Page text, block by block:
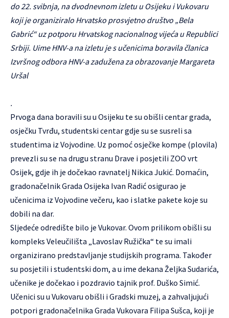
do 22. svibnja, na dvodnevnom izletu u Osijeku i Vukovaru
koji je organiziralo Hrvatsko prosvjetno društvo „Bela
Gabrić“ uz potporu Hrvatskog nacionalnog vijeća u Republici
Srbiji. Uime HNV-a na izletu je s učenicima boravila članica
Izvršnog odbora HNV-a zadužena za obrazovanje Margareta
Uršal
.
Prvoga dana boravili su u Osijeku te su obišli centar grada,
osječku Tvrđu, studentski centar gdje su se susreli sa
studentima iz Vojvodine. Uz pomoć osječke kompe (plovila)
prevezli su se na drugu stranu Drave i posjetili ZOO vrt
Osijek, gdje ih je dočekao ravnatelj Nikica Jukić. Domaćin,
gradonačelnik Grada Osijeka Ivan Radić osigurao je
učenicima iz Vojvodine večeru, kao i slatke pakete koje su
dobili na dar.
Sljedeće odredište bilo je Vukovar. Ovom prilikom obišli su
kompleks Veleučilišta „Lavoslav Ružička“ te su imali
organizirano predstavljanje studijskih programa. Također
su posjetili i studentski dom, a u ime dekana Željka Sudarića,
učenike je dočekao i pozdravio tajnik prof. Duško Simić.
Učenici su u Vukovaru obišli i Gradski muzej, a zahvaljujući
potpori gradonačelnika Grada Vukovara Filipa Sušca, koji je